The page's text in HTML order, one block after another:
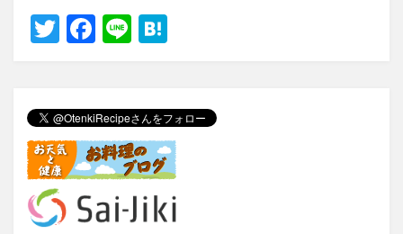
T
er
F
e
b
o
o
Li
n
a